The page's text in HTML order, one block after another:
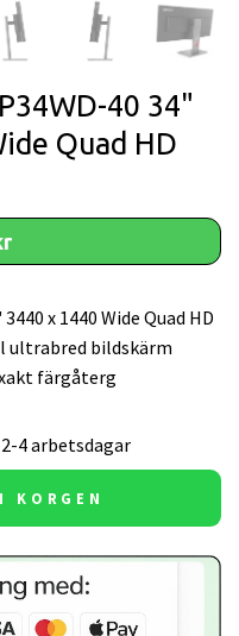
40 34"
Quad HD
x 1440 Wide Quad HD
ultrabred bildskärm
färgåterg
4 arbetsdagar
KORGEN